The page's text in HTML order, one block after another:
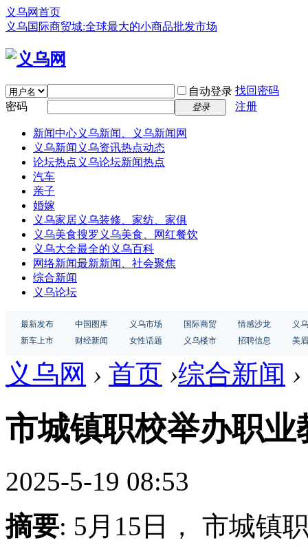
义乌网首页
义乌国际商贸城:全球最大的小商品批发市场
自动登录 找回密码
密码
登录 注册
新闻中心义乌新闻、义乌新闻网
义乌新闻 义乌资讯热点动态
论坛热点 义乌论坛新闻热点
汽车
亲子
婚嫁
义乌家居义乌装修、家纺、家俱
义乌美食搜罗义乌美食、网红餐饮
义乌大全最全的义乌百科
网络新闻最新新闻、社会聚焦
综合新闻
义乌论坛
最新发布 中国图库 义乌市场 国际商贸 情感沙龙
义
新车上市
财经新闻 女性话题 义乌楼市 招聘信息 美
义乌网 › 首页 ›综合新闻 ›
市城镇职校举办职
2025-5-19 08:53
摘要: 5月15日， 市城镇